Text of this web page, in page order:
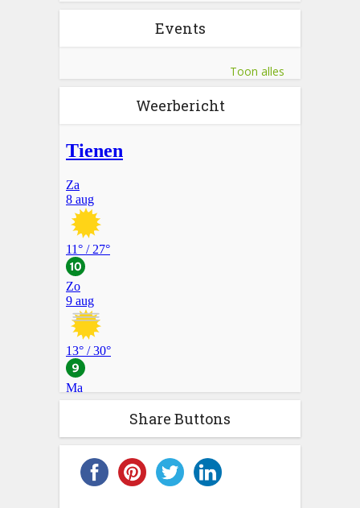
Events
Toon alles
Weerbericht
Share Buttons